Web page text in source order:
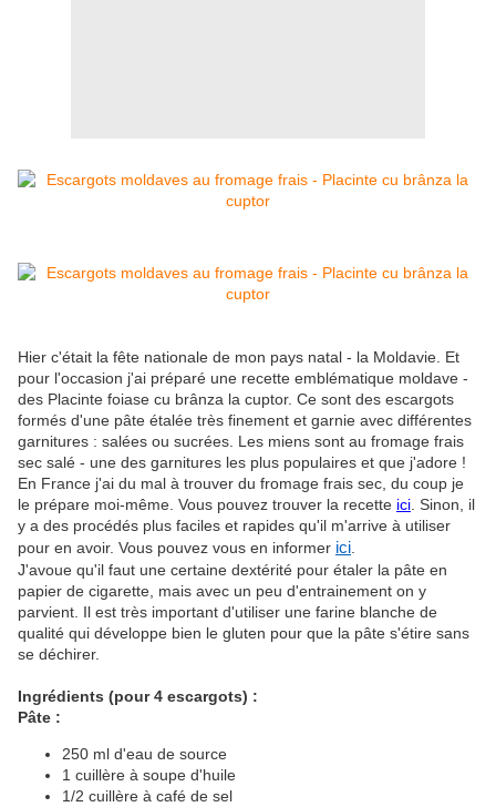
Hier c'était la fête nationale de mon pays natal - la Moldavie. Et
pour l'occasion j'ai préparé une recette emblématique moldave -
des Placinte foiase cu brânza la cuptor. Ce sont des escargots
formés d'une pâte étalée très finement et garnie avec différentes
garnitures : salées ou sucrées. Les miens sont au fromage frais
sec salé - une des garnitures les plus populaires et que j'adore !
En France j'ai du mal à trouver du fromage frais sec, du coup je
le prépare moi-même. Vous pouvez trouver la recette ici . Sinon, il
y a des procédés plus faciles et rapides qu'il m'arrive à utiliser
pour en avoir. Vous pouvez vous en informer ici
J'avoue qu'il faut une certaine dextérité pour étaler la pâte en
papier de cigarette, mais avec un peu d'entrainement on y
parvient. Il est très important d'utiliser une farine blanche de
qualité qui développe bien le gluten pour que la pâte s'étire sans
se déchirer.
Ingrédients (pour 4 escargots) :
Pâte :
250 ml d'eau de source
1 cuillère à soupe d'huile
1/2 cuillère à café de sel